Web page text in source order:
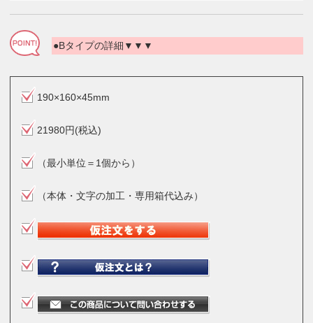
●Bタイプの詳細▼▼▼
190×160×45mm
21980円(税込)
（最小単位＝1個から）
（本体・文字の加工・専用箱代込み）